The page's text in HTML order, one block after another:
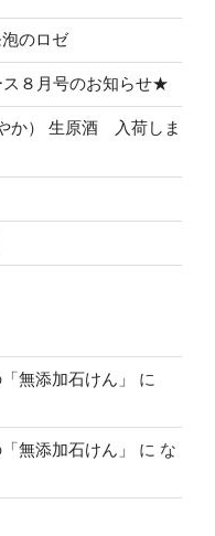
のロゼ
８月号のお知らせ★
か） 生原酒 入荷しま
無添加石けん」
に
無添加石けん」 に な